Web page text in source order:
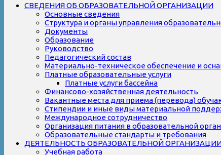
СВЕДЕНИЯ ОБ ОБРАЗОВАТЕЛЬНОЙ ОРГАНИЗАЦИИ
Основные сведения
Структура и органы управления
Документы
Образование
Руководство
Педагогический состав
Материально-техническое обеспечение и
Платные образовательные услуги
Платные услуги бассейна
Финансово-хозяйственная деятельность
Вакантные места для приема (перевода)
Стипендии и иные виды материальной
Международное сотрудничество
Организация питания в образовательной
Образовательные стандарты и требования
ДЕЯТЕЛЬНОСТЬ ОБРАЗОВАТЕЛЬНОЙ
Учебная работа